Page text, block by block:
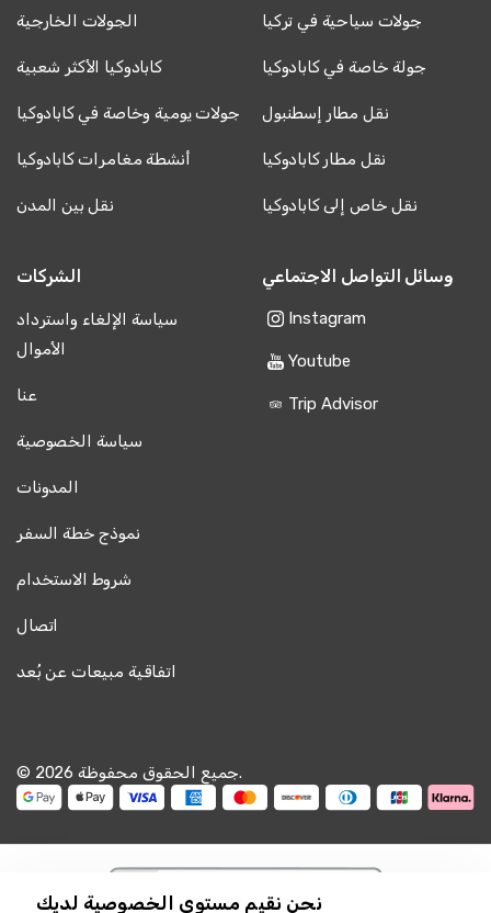
الجولات الخارجية جولات سياحية في تركيا
كابادوكيا الأكثر شعبية جولة خاصة في كابادوكيا
جولات يومية وخاصة في كابادوكيا نقل مطار إسطنبول
أنشطة مغامرات كابادوكيا نقل مطار كابادوكيا
نقل بين المدن نقل خاص إلى كابادوكيا
الشركات
سياسة الإلغاء واسترداد
الأموال
عنا
سياسة الخصوصية
المدونات
نموذج خطة السفر
شروط الاستخدام
اتصال
اتفاقية مبيعات عن بُعد
وسائل التواصل الاجتماعي
Instagram
Youtube
Trip Advisor
© 2026 جميع الحقوق محفوظة.
نحن نقيم مستوى الخصوصية لديك